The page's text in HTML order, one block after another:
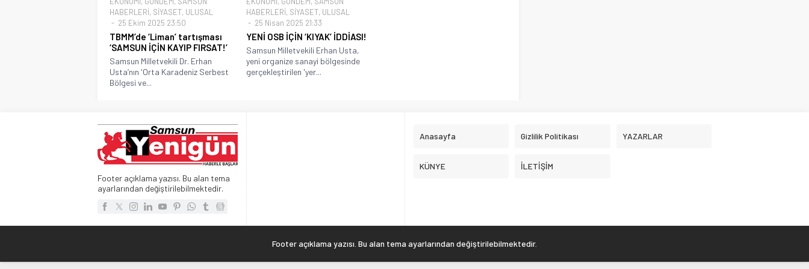
HABERLERİ, SİYASET, ULUSAL
25 Ekim 2025 23:50
TBMM’de ‘Liman’ tartışması
‘SAMSUN İÇİN KAYIP FIRSAT!’
Samsun Milletvekili Dr. Erhan
Usta’nın 'Orta Karadeniz Serbest
Bölgesi ve...
HABERLERİ, SİYASET, ULUSAL
25 Nisan 2025 21:33
YENİ OSB İÇİN ‘KIYAK’ İDDİASI!
Samsun Milletvekili Erhan Usta,
yeni organize sanayi bölgesinde
gerçekleştirilen 'yer...
Footer açıklama yazısı. Bu alan tema
ayarlarından değiştirilebilmektedir.
Anasayfa Gizlilik Politikası YAZARLAR
KÜNYE İLETİŞİM
Footer açıklama yazısı. Bu alan tema ayarlarından değiştirilebilmektedir.